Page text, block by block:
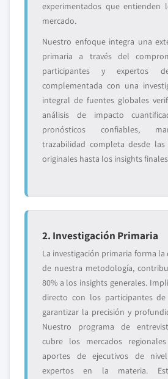
experimentados que entienden
mercado.
Nuestro enfoque integra una
primaria a través del
participantes y expertos
complementada con una
integral de fuentes globales
análisis de impacto
pronósticos confiables,
trazabilidad completa desde
originales hasta los insights
2. Investigación Primaria
La investigación primaria forma
de nuestra metodología,
80% a los insights generales.
directo con los participantes
garantizar la precisión y
Nuestro programa de
cubre los mercados
aportes de ejecutivos de
expertos en la materia.